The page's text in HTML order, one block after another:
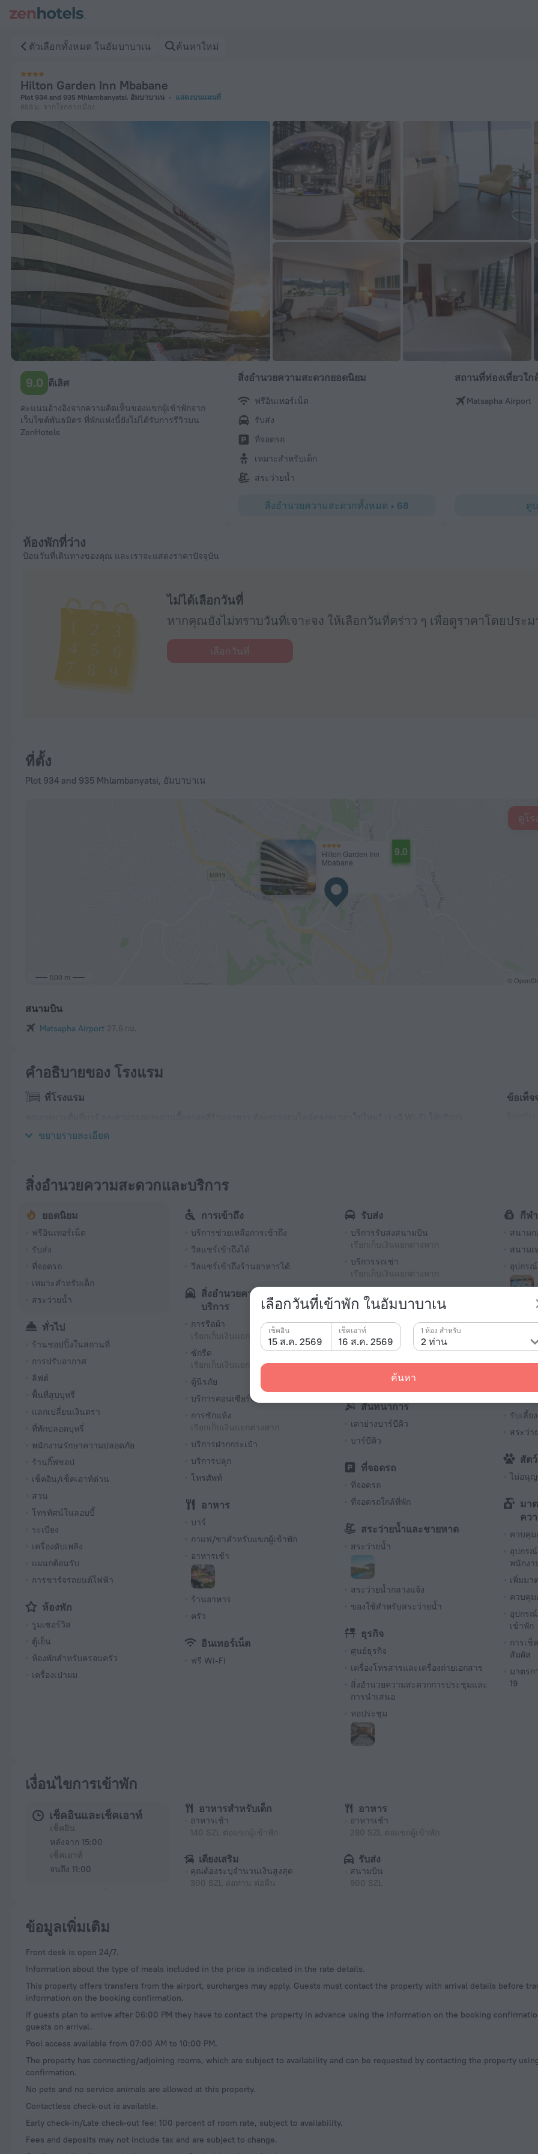
เลือกวันที่เข้าพัก ในอัมบาบาเน
15 ส.ค. 2569
เช็คอิน
16 ส.ค. 2569
เช็คเอาท์
2 ท่าน
1 ห้อง สำหรับ
ค้นหา
ตัวเลือกทั้งหมด ในอัมบาบาเน ค้นหาใหม่
Hilton Garden Inn Mbabane
Plot 934 and 935 Mhlambanyatsi, อัมบาบาเน
แสดงบนแผนที่
653 ม.
จากใจกลางเมือง
9.0 ดีเลิศ
คะแนนอ้างอิงจากความคิดเห็นของแขกผู้เข้าพักจาก
เว็บไซต์พันธมิตร ที่พักแห่งนี้ยังไม่ได้รับการรีวิวบน
ZenHotels
สิ่งอำนวยความสะดวกยอดนิยม
ฟรีอินเทอร์เน็ต
รับส่ง
ที่จอดรถ
เหมาะสำหรับเด็ก
สระว่ายน้ำ
สิ่งอำนวยความสะดวกทั้งหมด • 68
สถานที่ท่องเที่ยวใก
Matsapha Airport
ดู
ห้องพักที่ว่าง
ป้อนวันที่เดินทางของคุณ และเราจะแสดงราคาปัจจุบัน
ไม่ได้เลือกวันที่
หากคุณยังไม่ทราบวันที่เจาะจง ให้เลือกวันที่คร่าว ๆ เพื่อดูราคาโดยประ
เลือกวันที่
ที่ตั้ง
Plot 934 and 935 Mhlambanyatsi, อัมบาบาเน
Hilton Garden Inn
Mbabane
9.0
500 m ©
ดูโร
สนามบิน
Matsapha Airport 27.6 กม.
คำอธิบายของ โรงแรม
ที่โรงแรม
หากคุณเดินทางโดยรถยนต์ คุณสามารถจอดรถได้ที่ที่จอดรถ
ขยายรายละเอียด
ข้อเท็จ
สิ่งอำนวยความสะดวกและบริการ
ยอดนิยม
ฟรีอินเทอร์เน็ต
รับส่ง
ที่จอดรถ
เหมาะสำหรับเด็ก
สระว่ายน้ำ
ทั่วไป
ร้านชอปปิ้งในสถานที่
การปรับอากาศ
ลิฟต์
พื้นที่สูบบุหรี่
แลกเปลี่ยนเงินตรา
ที่พักปลอดบุหรี่
พนักงานรักษาความปลอดภัย
ร้านกิ๊ฟชอป
เช็คอิน/เช็คเอาท์ด่วน
สวน
โทรทัศน์ในลอบบี้
ระเบียง
เครื่องดับเพลิง
แผนกต้อนรับ
การชาร์จรถยนต์ไฟฟ้า
ห้องพัก
รูมเซอร์วิส
ตู้เย็น
ห้องพักสำหรับครอบครัว
เครื่องเป่าผม
การเข้าถึง
บริการช่วยเหลือการเข้าถึง
วีลแชร์เข้าถึงได้
วีลแชร์เข้าถึงร้านอาหารได้
สิ่งอำนวยความสะดวกและ
บริการ
การรีดผ้า
เรียกเก็บเงินแยกต่างหาก
ซักรีด
เรียกเก็บเงินแยกต่างหาก
ตู้นิรภัย
บริการคอนเซียร์จ
การซักแห้ง
เรียกเก็บเงินแยกต่างหาก
บริการฝากกระเป๋า
บริการปลุก
โทรศัพท์
อาหาร
บาร์
กาแฟ/ชาสำหรับแขกผู้เข้าพัก
อาหารเช้า
ร้านอาหาร
ครัว
อินเทอร์เน็ต
ฟรี Wi-Fi
รับส่ง
บริการรับส่งสนามบิน
เรียกเก็บเงินแยกต่างหาก
บริการรถเช่า
เรียกเก็บเงินแยกต่างหาก
บริการรับส่ง
อังกฤษ
บริการนักท่องเที่ยว
ความช่วยเหลือด้านการท่องเที่ยว
สันทนาการ
เตาย่างบาร์บีคิว
บาร์บีคิว
ที่จอดรถ
ที่จอดรถ
ที่จอดรถใกล้ที่พัก
สระว่ายน้ำและชายหาด
สระว่ายน้ำ
สระว่ายน้ำกลางแจ้ง
ของใช้สำหรับสระว่ายน้ำ
ธุรกิจ
ศูนย์ธุรกิจ
เครื่องโทรสารและเครื่องถ่ายเอกสาร
สิ่งอำนวยความสะดวกการประชุมและ
การนำเสนอ
หอประชุม
กีฬา
สนาม
สนาม
อุปกร
ค
หมอ
รับเลี้ย
สระว่า
สัต
ไม่อนุญ
มา
คว
ควบคุ
อุปกร
พนักงา
เพิ่มมา
ควบคุ
อุปกร
เข้าพัก
การเช็
สัมผัส
มาตรก
19
เงื่อนไขการเข้าพัก
เช็คอินและเช็คเอาท์
หลังจาก 15:00
จนถึง 11:00
อาหารสำหรับเด็ก
อาหารเช้า
140 SZL ต่อแขกผู้เข้าพัก
เตียงเสริม
คุณต้องระบุจำนวนเงินสูงสุด
300 SZL ต่อท่าน ต่อคืน
อาหาร
อาหารเช้า
280 SZL ต่อแขกผู้เข้าพัก
รับส่ง
สนามบิน
900 SZL
ข้อมูลเพิ่มเติม
Front desk is open 24/7.
Information about the type of meals included in the price is indicated in the rate details.
This property offers transfers from the airport, surcharges may apply. Guests must contact the property with arrival details before
information on the booking confirmation.
If guests plan to arrive after 06:00 PM they have to contact the property in advance using the information on the booking
guests on arrival.
Pool access available from 07:00 AM to 10:00 PM.
The property has connecting/adjoining rooms, which are subject to availability and can be requested by contacting the property
confirmation.
No pets and no service animals are allowed at this property.
Contactless check-out is available.
Early check-in/Late check-out fee: 100 percent of room rate, subject to availability.
Fees and deposits may not include tax and are subject to change.
Hilton Garden Inn Mbabane ในอัมบาบาเน — จองตอนนี้ที่ ZenHotels.com